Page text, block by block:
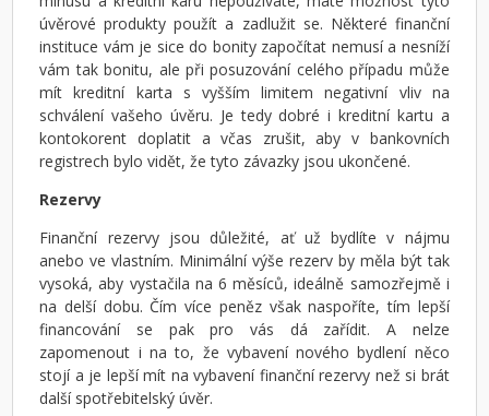
úvěrové produkty použít a zadlužit se. Některé finanční
instituce vám je sice do bonity započítat nemusí a nesníží
vám tak bonitu, ale při posuzování celého případu může
mít kreditní karta s vyšším limitem negativní vliv na
schválení vašeho úvěru. Je tedy dobré i kreditní kartu a
kontokorent doplatit a včas zrušit, aby v bankovních
registrech bylo vidět, že tyto závazky jsou ukončené.
Rezervy
Finanční rezervy jsou důležité, ať už bydlíte v nájmu
anebo ve vlastním. Minimální výše rezerv by měla být tak
vysoká, aby vystačila na 6 měsíců, ideálně samozřejmě i
na delší dobu. Čím více peněz však naspoříte, tím lepší
financování se pak pro vás dá zařídit. A nelze
zapomenout i na to, že vybavení nového bydlení něco
stojí a je lepší mít na vybavení finanční rezervy než si brát
další spotřebitelský úvěr.